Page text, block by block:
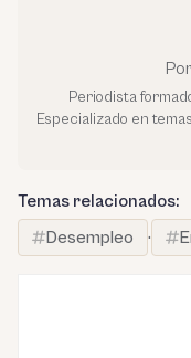
Por
Periodista
Especializado en
Temas relacionados:
Desempleo
·